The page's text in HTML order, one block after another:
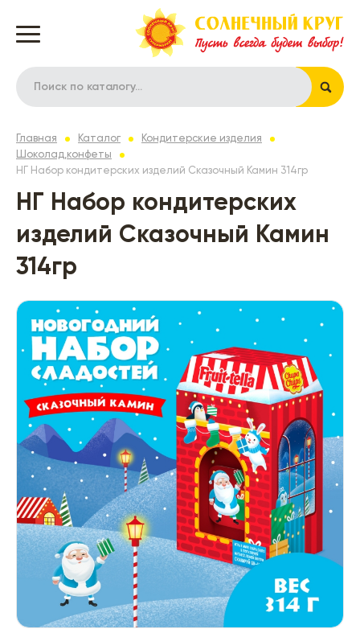
Главная Каталог
Кондитерские изделия
Шоколад,конфеты
НГ Набор кондитерских изделий Сказочный Камин 314гр
НГ Набор кондитерских
изделий Сказочный Камин
314гр